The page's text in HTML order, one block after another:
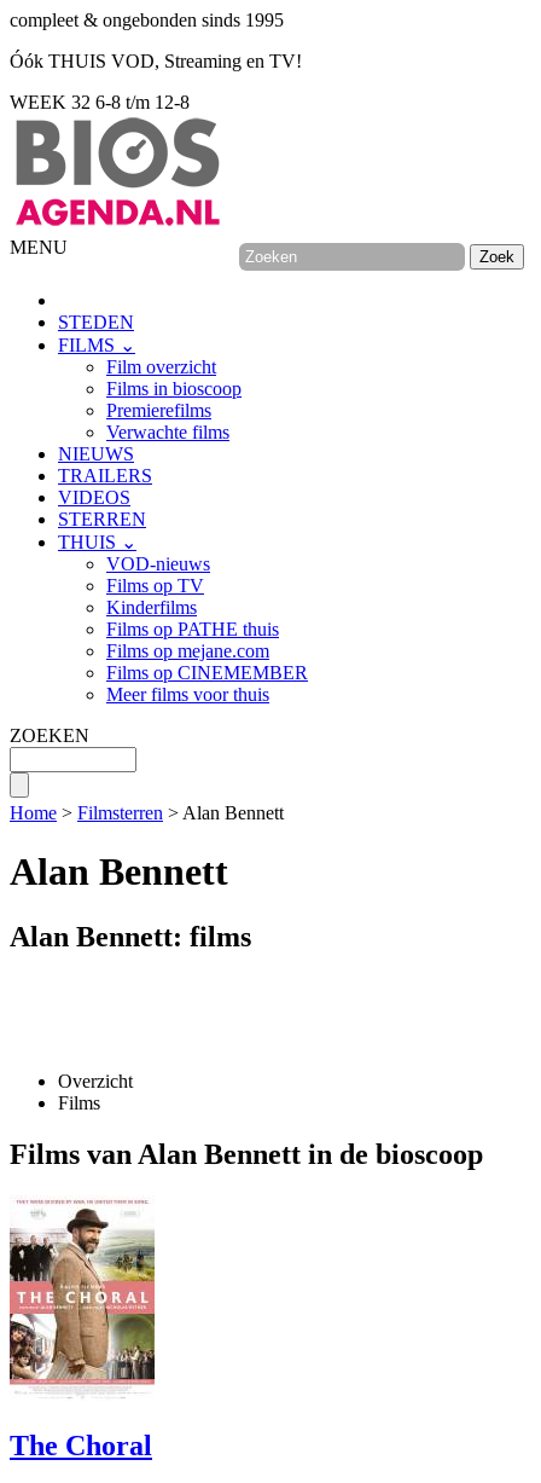
compleet & ongebonden sinds 1995
Óók THUIS VOD, Streaming en TV!
WEEK 32 6-8 t/m 12-8
MENU
STEDEN
FILMS ⌄
Film overzicht
Films in bioscoop
Premierefilms
Verwachte films
NIEUWS
TRAILERS
VIDEOS
STERREN
THUIS ⌄
VOD-nieuws
Films op TV
Kinderfilms
Films op PATHE thuis
Films op mejane.com
Films op CINEMEMBER
Meer films voor thuis
ZOEKEN
Home > Filmsterren > Alan Bennett
Alan Bennett
Alan Bennett: films
Overzicht
Films
Films van Alan Bennett in de bioscoop
The Choral